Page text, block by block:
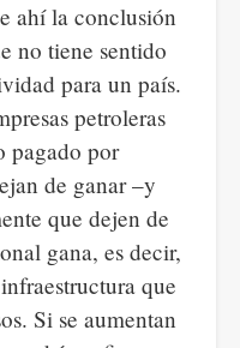
ahí la conclusión
no tiene sentido
para un país.
petroleras
pagado por
de ganar –y
que dejen de
gana, es decir,
que
Si se aumentan